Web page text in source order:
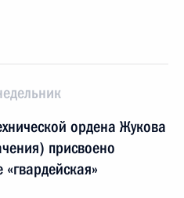
ордена Жукова
присвоено